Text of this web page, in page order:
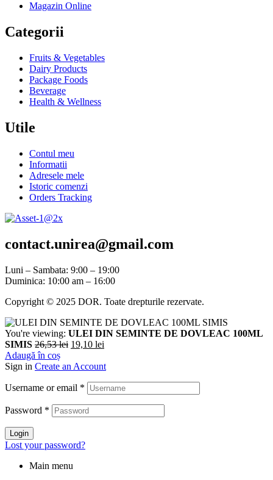
Magazin Online
Categorii
Fruits & Vegetables
Dairy Products
Package Foods
Beverage
Health & Wellness
Utile
Contul meu
Informatii
Adresele mele
Istoric comenzi
Orders Tracking
contact.unirea@gmail.com
Luni – Sambata: 9:00 – 19:00
Duminica: 10:00 am – 16:00
Copyright © 2025 DOR. Toate drepturile rezervate.
You're viewing: ULEI DIN SEMINTE DE DOVLEAC 100ML
SIMIS 26,53lei 19,10 lei
Adaugă în coș
Sign in Create an Account
Username or email *
Password *
Login
Lost your password?
Main menu